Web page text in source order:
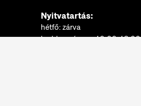
Nyitvatartás:
hétfő: zárva
kedd-vasárnap: 10:00-18:00